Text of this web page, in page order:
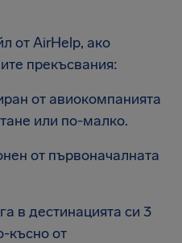
от AirHelp, ако
прекъсвания:
от авиокомпанията
или по-малко.
от първоначалната
в дестинацията си 3
късно от